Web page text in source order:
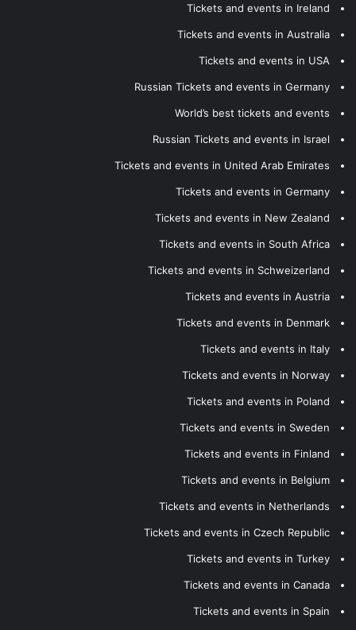
Tickets and events in Ireland
Tickets and events in Australia
Tickets and events in USA
Russian Tickets and events in Germany
World’s best tickets and events
Russian Tickets and events in Israel
Tickets and events in United Arab Emirates
Tickets and events in Germany
Tickets and events in New Zealand
Tickets and events in South Africa
Tickets and events in Schweizerland
Tickets and events in Austria
Tickets and events in Denmark
Tickets and events in Italy
Tickets and events in Norway
Tickets and events in Poland
Tickets and events in Sweden
Tickets and events in Finland
Tickets and events in Belgium
Tickets and events in Netherlands
Tickets and events in Czech Republic
Tickets and events in Turkey
Tickets and events in Canada
Tickets and events in Spain